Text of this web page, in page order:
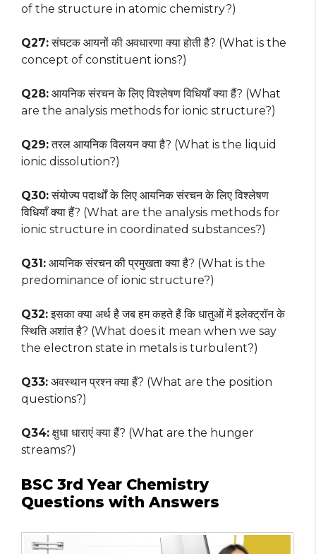
of the structure in atomic chemistry?)
Q27:संघटक आयनों की अवधारणा क्या होती है? (What is the
concept of constituent ions?)
Q28: आयनिक संरचन के लिए विश्लेषण विधियाँ क्या हैं? (What
are the analysis methods for ionic structure?)
Q29:तरल आयनिक विलयन क्या है? (What is the liquid
ionic dissolution?)
Q30:संयोज्य पदार्थों के लिए आयनिक संरचन के लिए विश्लेषण
विधियाँ क्या हैं? (What are the analysis methods for
ionic structure in coordinated substances?)
Q31: आयनिक संरचन की प्रमुखता क्या है? (What is the
predominance of ionic structure?)
Q32:इसका क्या अर्थ है जब हम कहते हैं कि धातुओं में इलेक्ट्रॉन के
स्थिति अशांत है? (What does it mean when we say
the electron state in metals is turbulent?)
Q33: अवस्थान प्रश्न क्या हैं? (What are the position
questions?)
Q34: क्षुधा धाराएं क्या हैं? (What are the hunger
streams?)
BSC 3rd Year Chemistry
Questions with Answers